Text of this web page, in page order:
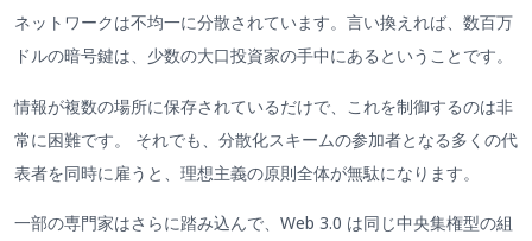
ネットワークは不均一に分散されています。言い換えれば、数百万
ドルの暗号鍵は、少数の大口投資家の手中にあるということです。
情報が複数の場所に保存されているだけで、これを制御するのは非
常に困難です。 それでも、分散化スキームの参加者となる多くの代
表者を同時に雇うと、理想主義の原則全体が無駄になります。
一部の専門家はさらに踏み込んで、Web 3.0 は同じ中央集権型の組